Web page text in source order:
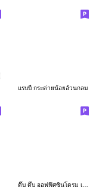
แรบบี้ กระต่ายน้อยอ้วนกลม
ดึ๊บ ดึ๊บ ออฟฟิศซินโดรม เจ็ด